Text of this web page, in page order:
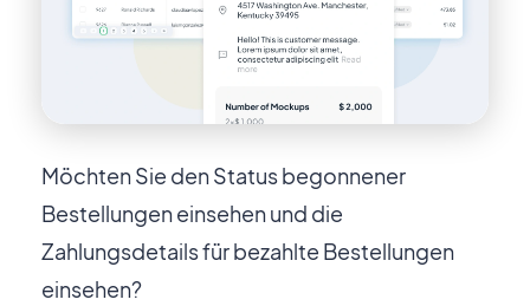
MasterStudy
Plugin für das Learning Management
Car dealer, auto listings & classified ads
HomePress
Möchten Sie den Status begonnener
Bestellungen einsehen und die
Zahlungsdetails für bezahlte Bestellungen
einsehen?